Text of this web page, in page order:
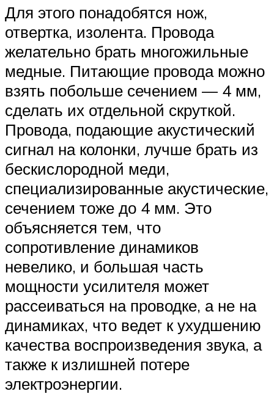
Для этого понадобятся нож,
отвертка, изолента. Провода
желательно брать многожильные
медные. Питающие провода можно
взять побольше сечением — 4 мм,
сделать их отдельной скруткой.
Провода, подающие акустический
сигнал на колонки, лучше брать из
бескислородной меди,
специализированные акустические,
сечением тоже до 4 мм. Это
объясняется тем, что
сопротивление динамиков
невелико, и большая часть
мощности усилителя может
рассеиваться на проводке, а не на
динамиках, что ведет к ухудшению
качества воспроизведения звука, а
также к излишней потере
электроэнергии.